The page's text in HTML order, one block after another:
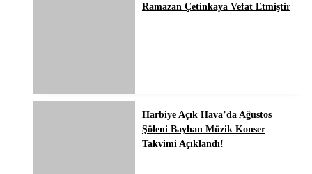
Ramazan Çetinkaya Vefat Etmiştir
Harbiye Açık Hava’da Ağustos
Şöleni Bayhan Müzik Konser
Takvimi Açıklandı!